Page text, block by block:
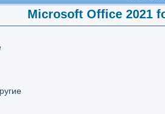
Microsoft Office 2021